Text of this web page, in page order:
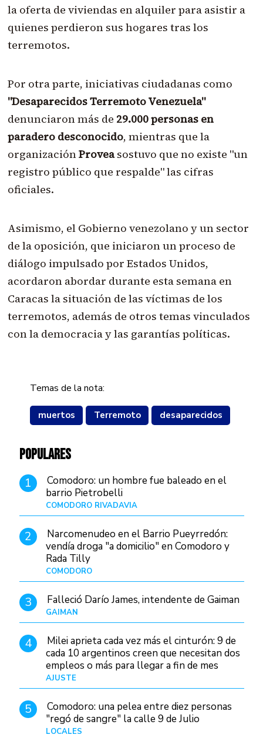
la oferta de viviendas en alquiler para asistir a
quienes perdieron sus hogares tras los
terremotos.
Por otra parte, iniciativas ciudadanas como
"Desaparecidos Terremoto Venezuela"
denunciaron más de 29.000 personas en
paradero desconocido, mientras que la
organizaciónProveasostuvo que no existe "un
registro público que respalde" las cifras
oficiales.
Asimismo, el Gobierno venezolano y un sector
de la oposición, que iniciaron un proceso de
diálogo impulsado por Estados Unidos,
acordaron abordar durante esta semana en
Caracas la situación de las víctimas de los
terremotos, además de otros temas vinculados
con la democracia y las garantías políticas.
Temas de la nota:
muertos Terremoto desaparecidos
POPULARES
1
Comodoro: un hombre fue baleado en el
barrio Pietrobelli
COMODORO RIVADAVIA
2
Narcomenudeo en el Barrio Pueyrredón:
vendía droga "a domicilio" en Comodoro y
Rada Tilly
COMODORO
3 Falleció Darío James, intendente de Gaiman
GAIMAN
4
Milei aprieta cada vez más el cinturón: 9 de
cada 10 argentinos creen que necesitan dos
empleos o más para llegar a fin de mes
AJUSTE
5
Comodoro: una pelea entre diez personas
"regó de sangre" la calle 9 de Julio
LOCALES